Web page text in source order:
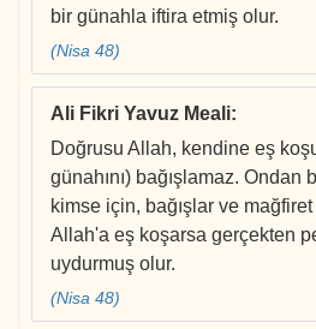
bir günahla iftira etmiş olur.
(Nisa 48)
Ali Fikri Yavuz Meali:
Doğrusu Allah, kendine eş
günahını) bağışlamaz. Ondan
kimse için, bağışlar ve
Allah'a eş koşarsa gerçekten
uydurmuş olur.
(Nisa 48)